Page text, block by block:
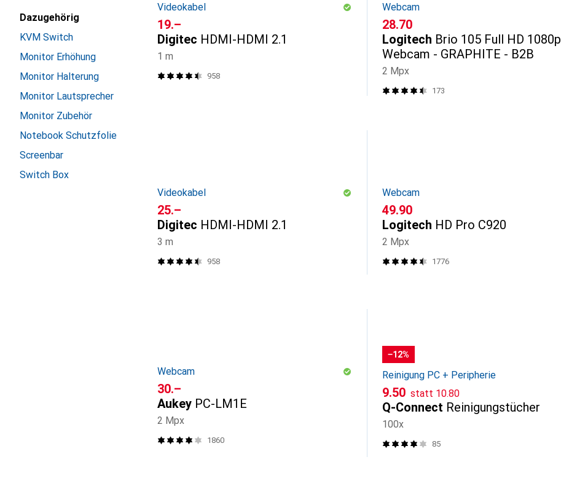
Dazugehörig
KVM Switch
Monitor Erhöhung
Monitor Halterung
Monitor Lautsprecher
Monitor Zubehör
Notebook Schutzfolie
Screenbar
Switch Box
Videokabel
CHF
19.–
Digitec HDMI-HDMI 2.1
1 m
958
Webcam
CHF
28.70
Logitech Brio 105 Full HD 1080p
Webcam - GRAPHITE - B2B
2 Mpx
173
Videokabel
CHF
25.–
Digitec HDMI-HDMI 2.1
3 m
958
Webcam
CHF
49.90
Logitech HD Pro C920
2 Mpx
1776
Webcam
CHF
30.–
Aukey PC-LM1E
2 Mpx
1860
−12%
Reinigung PC + Peripherie
CHF
9.50 statt CHF
10.80
Q-Connect Reinigungstücher
100x
85